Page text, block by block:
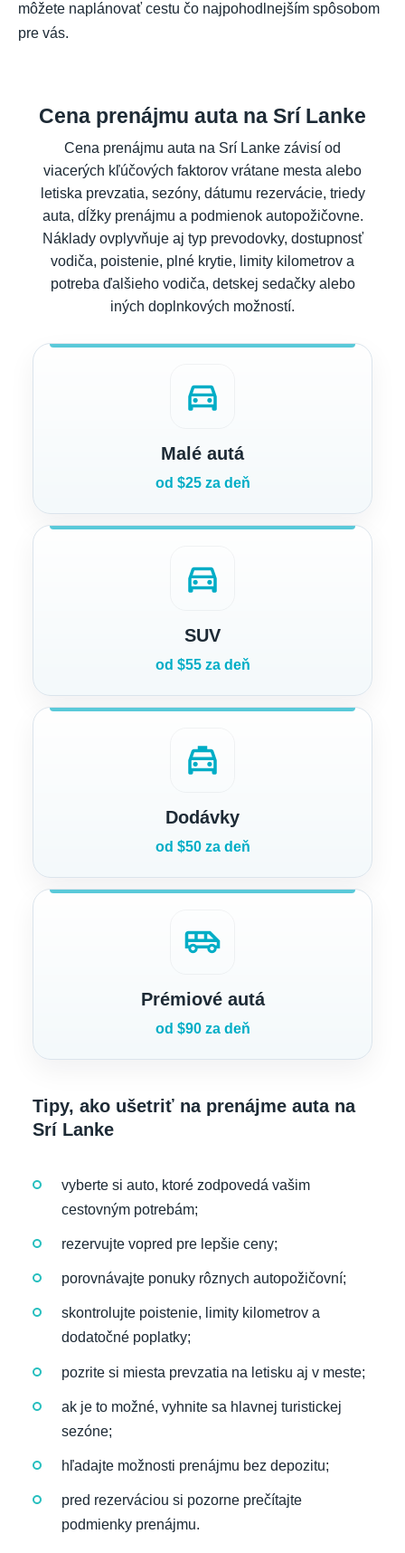
môžete naplánovať cestu čo najpohodlnejším spôsobom
pre vás.
Cena prenájmu auta na Srí Lanke
Cena prenájmu auta na Srí Lanke závisí od
viacerých kľúčových faktorov vrátane mesta alebo
letiska prevzatia, sezóny, dátumu rezervácie, triedy
auta, dĺžky prenájmu a podmienok autopožičovne.
Náklady ovplyvňuje aj typ prevodovky, dostupnosť
vodiča, poistenie, plné krytie, limity kilometrov a
potreba ďalšieho vodiča, detskej sedačky alebo
iných doplnkových možností.
directions_car
Malé autá
od $25 za deň
directions_car
SUV
od $55 za deň
local_taxi
Dodávky
od $50 za deň
airport_shuttle
Prémiové autá
od $90 za deň
Tipy, ako ušetriť na prenájme auta na
Srí Lanke
vyberte si auto, ktoré zodpovedá vašim
cestovným potrebám;
rezervujte vopred pre lepšie ceny;
porovnávajte ponuky rôznych autopožičovní;
skontrolujte poistenie, limity kilometrov a
dodatočné poplatky;
pozrite si miesta prevzatia na letisku aj v meste;
ak je to možné, vyhnite sa hlavnej turistickej
sezóne;
hľadajte možnosti prenájmu bez depozitu;
pred rezerváciou si pozorne prečítajte
podmienky prenájmu.